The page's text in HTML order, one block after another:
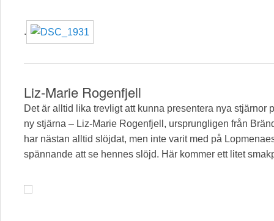
.
Liz-Marie Rogenfjell
Det är alltid lika trevligt att kunna presentera nya stjärnor
ny stjärna – Liz-Marie Rogenfjell, ursprungligen från
har nästan alltid slöjdat, men inte varit med på
spännande att se hennes slöjd. Här kommer ett litet